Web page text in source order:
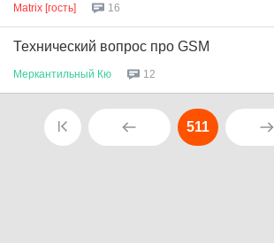
Matrix [гость] 16
Технический вопрос про GSM
Меркантильный Кю 12
511